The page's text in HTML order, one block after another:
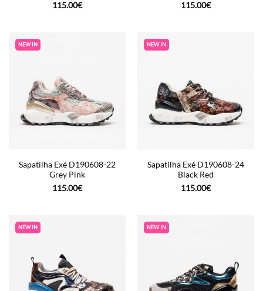
115.00€
115.00€
NEW IN
Sapatilha Exé D190608-22
Grey Pink
115.00€
NEW IN
Sapatilha Exé D190608-24
Black Red
115.00€
NEW IN NEW IN